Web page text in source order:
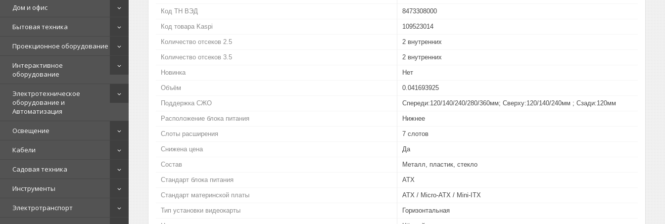
Дом и офис
Бытовая техника
Проекционное оборудование
Интерактивное
оборудование
Электротехническое
оборудование и
Автоматизация
Освещение
Кабели
Садовая техника
Инструменты
Электротранспорт
Код ТН ВЭД 8473308000
Код товара Kaspi 109523014
Количество отсеков 2.5 2 внутренних
Количество отсеков 3.5 2 внутренних
Новинка Нет
Объём 0.041693925
Поддержка СЖО Спереди:120/140/240/280/360мм; Сверху:120/140/240мм ; Сзади:120мм
Расположение блока питания Нижнее
Слоты расширения 7 слотов
Снижена цена Да
Состав Металл, пластик, стекло
Стандарт блока питания ATX
Стандарт материнской платы ATX / Micro-ATX / Mini-ITX
Тип установки видеокарты Горизонтальная